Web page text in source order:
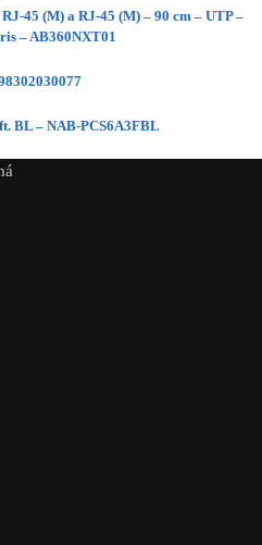
45 (M) a RJ-45 (M) – 90 cm – UTP –
– AB360NXT01
BL – NAB-PCS6A3FBL